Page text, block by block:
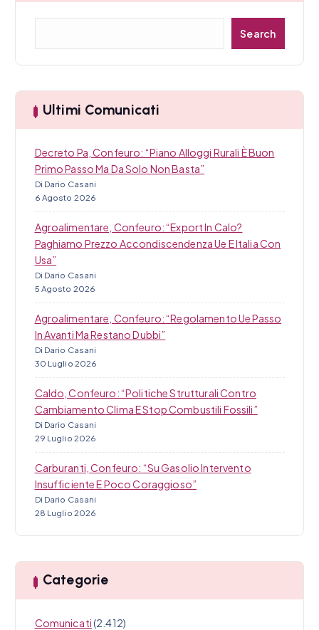
o
a
Search
Ultimi Comunicati
Decreto Pa, Confeuro: “Piano Alloggi Rurali È Buon
Primo Passo Ma Da Solo Non Basta”
Di Dario Casani
6 Agosto 2026
Agroalimentare, Confeuro: “Export In Calo?
Paghiamo Prezzo Accondiscendenza Ue E Italia Con
Usa”
Di Dario Casani
5 Agosto 2026
Agroalimentare, Confeuro: “Regolamento Ue Passo
In Avanti Ma Restano Dubbi”
Di Dario Casani
30 Luglio 2026
Caldo, Confeuro: “Politiche Strutturali Contro
Cambiamento Clima E Stop Combustili Fossili”
Di Dario Casani
29 Luglio 2026
Carburanti, Confeuro: “Su Gasolio Intervento
Insufficiente E Poco Coraggioso”
Di Dario Casani
28 Luglio 2026
Categorie
Comunicati(2.412)